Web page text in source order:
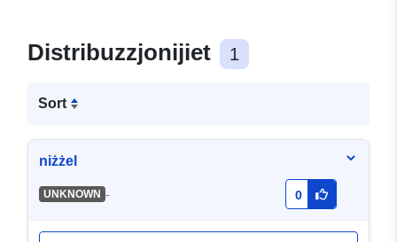
Distribuzzjonijiet 1
Sort
niżżel
UNKNOWN - 0